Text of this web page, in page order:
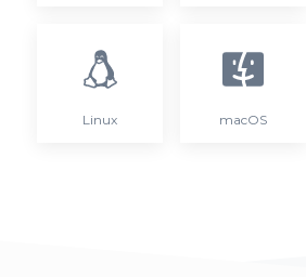
Linux macOS